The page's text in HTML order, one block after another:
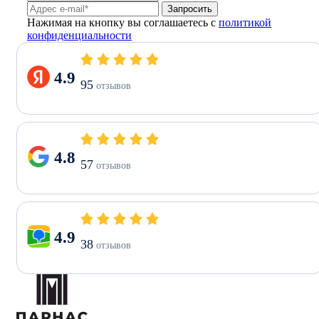
Запросить
Нажимая на кнопку вы соглашаетесь с политикой
конфиденциальности
4.9 95 отзывов
4.8 57 отзывов
4.9 38 отзывов